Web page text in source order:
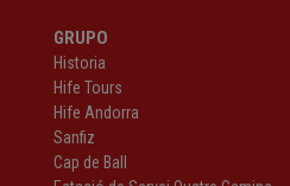
GRUPO
Historia
Hife Tours
Hife Andorra
Sanfiz
Cap de Ball